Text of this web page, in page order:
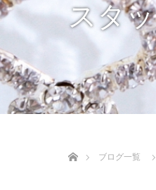
スタ
ブログ一覧